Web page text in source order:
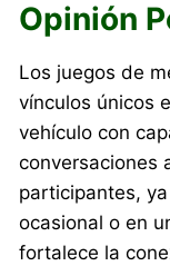
Opinión
Los juegos de
vínculos únicos
vehículo con
conversaciones
participantes,
ocasional o en
fortalece la